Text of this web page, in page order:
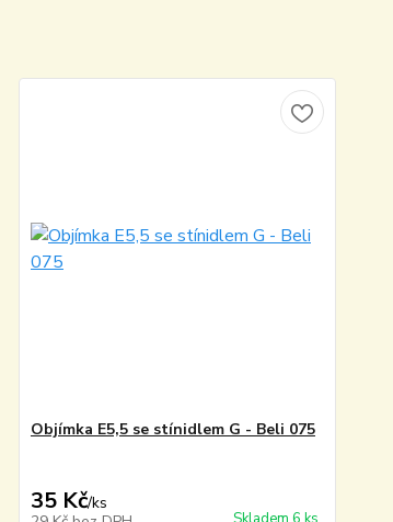
Objímka E5,5 se stínidlem G - Beli 075
35 Kč/ks